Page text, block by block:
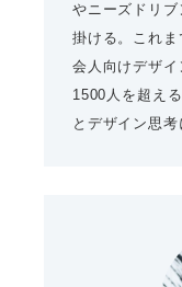
やニーズドリ
掛ける。これ
会人向けデザ
1500人を超え
とデザイン思